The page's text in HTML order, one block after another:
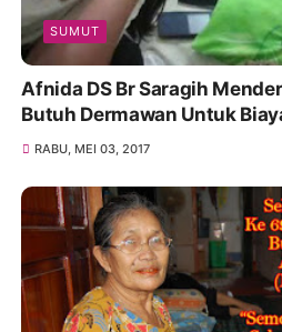
SUMUT
Afnida DS Br Saragih
Butuh Dermawan Untuk
RABU, MEI 03, 2017